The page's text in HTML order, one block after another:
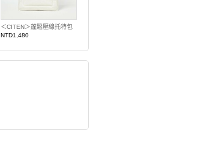
＜CITEN＞蓬鬆壓線托特包
NTD1,480